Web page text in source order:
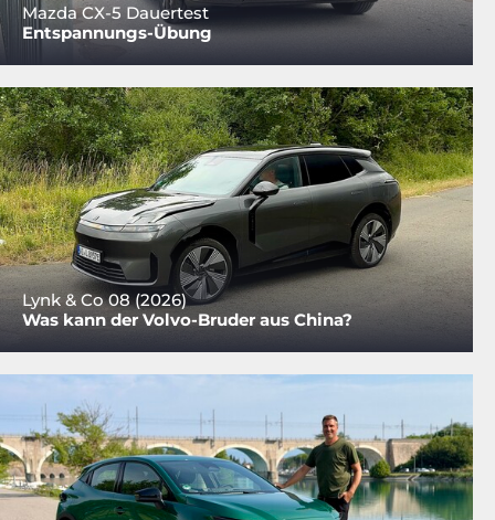
Mazda CX-5 Dauertest
Entspannungs-Übung
Lynk & Co 08 (2026)
Was kann der Volvo-Bruder aus China?